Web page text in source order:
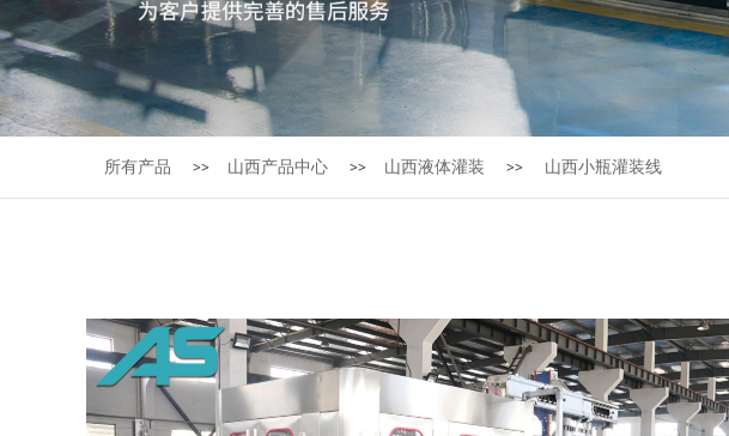
所有产品 >> 山西产品中心 >> 山西液体灌装 >> 山西小瓶灌装线